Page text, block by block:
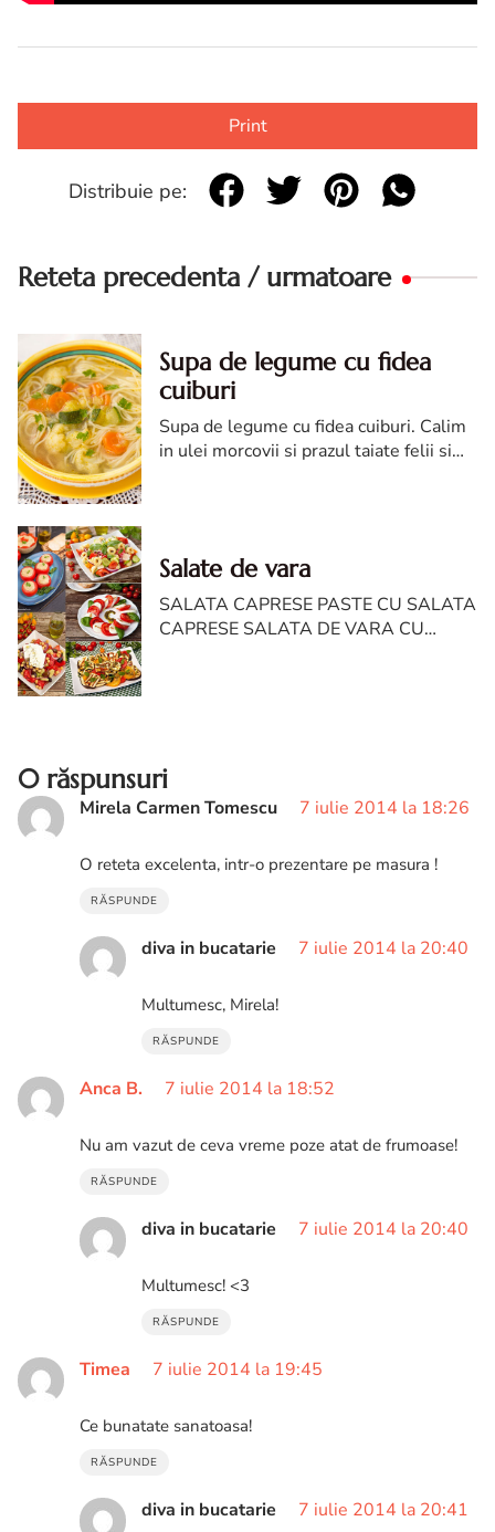
Print
Distribuie pe:
Reteta precedenta / urmatoare
Supa de legume cu fidea
cuiburi
Supa de legume cu fidea cuiburi. Calim
in ulei morcovii si prazul taiate felii si
Salate de vara
SALATA CAPRESE PASTE CU SALATA
CAPRESE SALATA DE VARA CU
0 răspunsuri
Mirela Carmen Tomescu 7 iulie 2014 la 18:26
O reteta excelenta, intr-o prezentare pe masura !
RĂSPUNDE
diva in bucatarie 7 iulie 2014 la 20:40
Multumesc, Mirela!
RĂSPUNDE
Anca B. 7 iulie 2014 la 18:52
Nu am vazut de ceva vreme poze atat de frumoase!
RĂSPUNDE
diva in bucatarie 7 iulie 2014 la 20:40
Multumesc! <3
RĂSPUNDE
Timea 7 iulie 2014 la 19:45
Ce bunatate sanatoasa!
RĂSPUNDE
diva in bucatarie 7 iulie 2014 la 20:41